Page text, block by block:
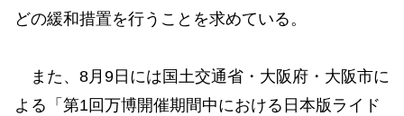
どの緩和措置を行うことを求めている。
また、8月9日には国土交通省・大阪府・大阪市に
よる「第1回万博開催期間中における日本版ライド